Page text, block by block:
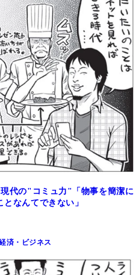
代の"コミュ力"「物事を簡潔に
なんてできない」
済・ビジネス